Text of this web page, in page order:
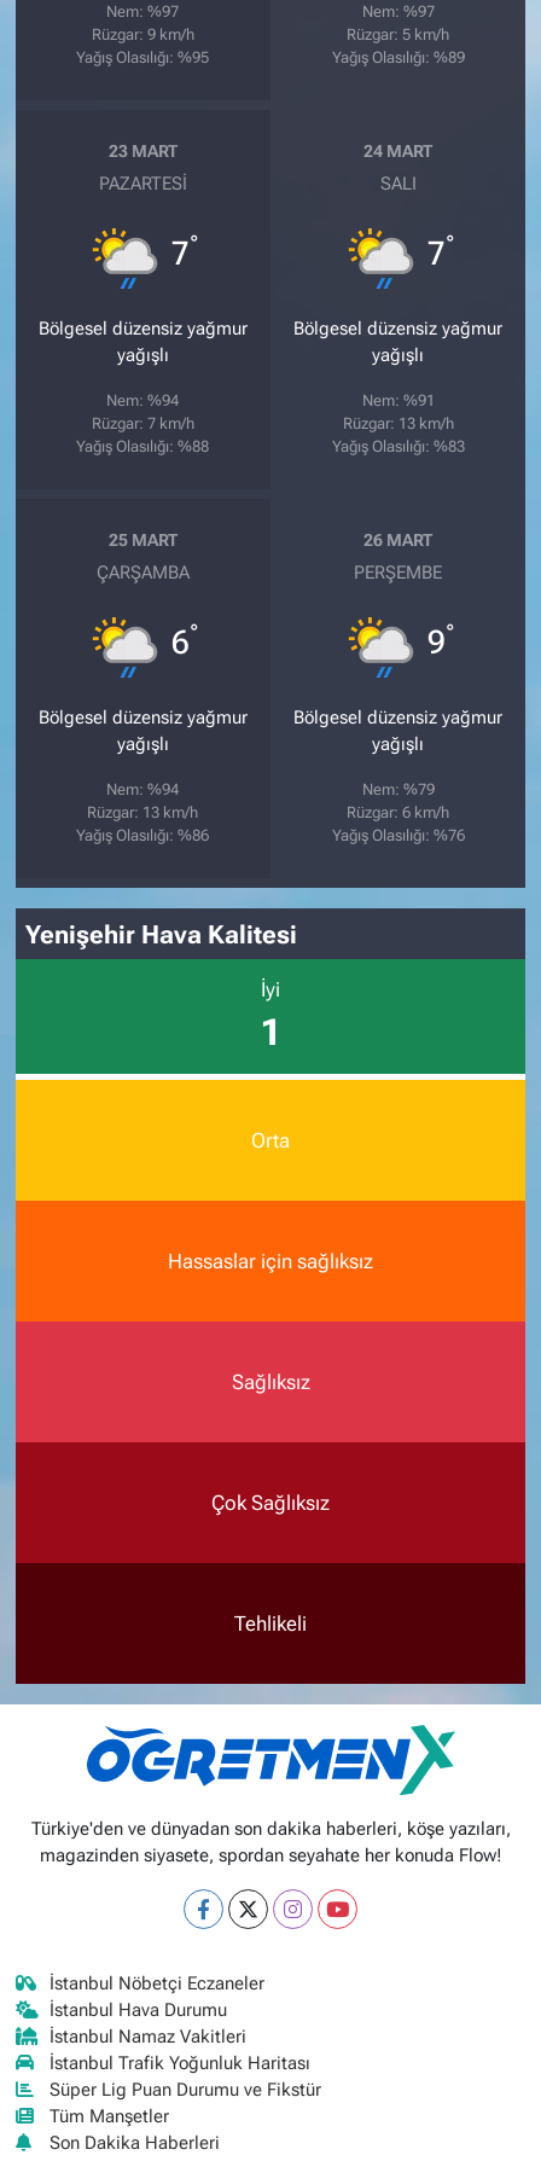
Nem: %97
Rüzgar: 9 km/h
Yağış Olasılığı: %95
Nem: %97
Rüzgar: 5 km/h
Yağış Olasılığı: %89
23 MART
PAZARTESI
7°
Bölgesel düzensiz yağmur
yağışlı
Nem: %94
Rüzgar: 7 km/h
Yağış Olasılığı: %88
24 MART
SALI
7°
Bölgesel düzensiz yağmur
yağışlı
Nem: %91
Rüzgar: 13 km/h
Yağış Olasılığı: %83
25 MART
ÇARŞAMBA
6°
Bölgesel düzensiz yağmur
yağışlı
Nem: %94
Rüzgar: 13 km/h
Yağış Olasılığı: %86
26 MART
PERŞEMBE
9°
Bölgesel düzensiz yağmur
yağışlı
Nem: %79
Rüzgar: 6 km/h
Yağış Olasılığı: %76
Yenişehir Hava Kalitesi
İyi
1
Orta
Hassaslar için sağlıksız
Sağlıksız
Çok Sağlıksız
Tehlikeli
Türkiye'den ve dünyadan son dakika haberleri, köşe yazıları,
magazinden siyasete, spordan seyahate her konuda Flow!
İstanbul Nöbetçi Eczaneler
İstanbul Hava Durumu
İstanbul Namaz Vakitleri
İstanbul Trafik Yoğunluk Haritası
Süper Lig Puan Durumu ve Fikstür
Tüm Manşetler
Son Dakika Haberleri